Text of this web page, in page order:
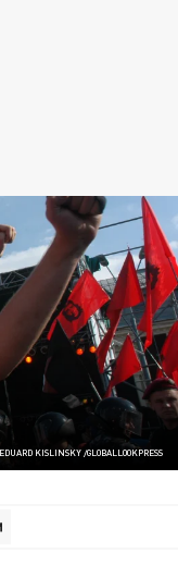
KISLINSKY /GLOBALLOOKPRESS